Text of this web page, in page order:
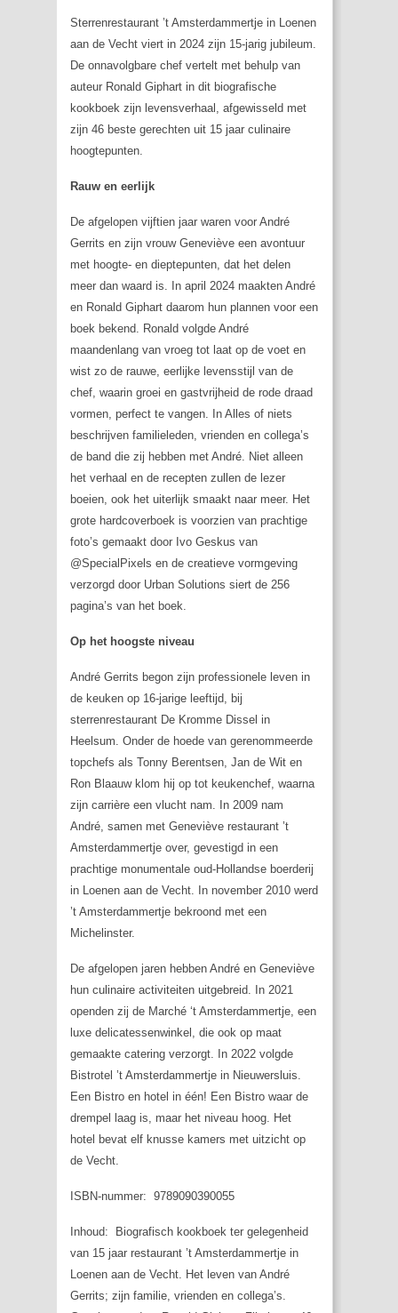
Sterrenrestaurant ’t Amsterdammertje in Loenen
aan de Vecht viert in 2024 zijn 15-jarig jubileum.
De onnavolgbare chef vertelt met behulp van
auteur Ronald Giphart in dit biografische
kookboek zijn levensverhaal, afgewisseld met
zijn 46 beste gerechten uit 15 jaar culinaire
hoogtepunten.
Rauw en eerlijk
De afgelopen vijftien jaar waren voor André
Gerrits en zijn vrouw Geneviève een avontuur
met hoogte- en dieptepunten, dat het delen
meer dan waard is. In april 2024 maakten André
en Ronald Giphart daarom hun plannen voor een
boek bekend. Ronald volgde André
maandenlang van vroeg tot laat op de voet en
wist zo de rauwe, eerlijke levensstijl van de
chef, waarin groei en gastvrijheid de rode draad
vormen, perfect te vangen. In Alles of niets
beschrijven familieleden, vrienden en collega’s
de band die zij hebben met André. Niet alleen
het verhaal en de recepten zullen de lezer
boeien, ook het uiterlijk smaakt naar meer. Het
grote hardcoverboek is voorzien van prachtige
foto’s gemaakt door Ivo Geskus van
@SpecialPixels en de creatieve vormgeving
verzorgd door Urban Solutions siert de 256
pagina’s van het boek.
Op het hoogste niveau
André Gerrits begon zijn professionele leven in
de keuken op 16-jarige leeftijd, bij
sterrenrestaurant De Kromme Dissel in
Heelsum. Onder de hoede van gerenommeerde
topchefs als Tonny Berentsen, Jan de Wit en
Ron Blaauw klom hij op tot keukenchef, waarna
zijn carrière een vlucht nam. In 2009 nam
André, samen met Geneviève restaurant ’t
Amsterdammertje over, gevestigd in een
prachtige monumentale oud-Hollandse boerderij
in Loenen aan de Vecht. In november 2010 werd
’t Amsterdammertje bekroond met een
Michelinster.
De afgelopen jaren hebben André en Geneviève
hun culinaire activiteiten uitgebreid. In 2021
openden zij de Marché ‘t Amsterdammertje, een
luxe delicatessenwinkel, die ook op maat
gemaakte catering verzorgt. In 2022 volgde
Bistrotel ’t Amsterdammertje in Nieuwersluis.
Een Bistro en hotel in één! Een Bistro waar de
drempel laag is, maar het niveau hoog. Het
hotel bevat elf knusse kamers met uitzicht op
de Vecht.
ISBN-nummer: 9789090390055
Inhoud: Biografisch kookboek ter gelegenheid
van 15 jaar restaurant ’t Amsterdammertje in
Loenen aan de Vecht. Het leven van André
Gerrits; zijn familie, vrienden en collega’s.